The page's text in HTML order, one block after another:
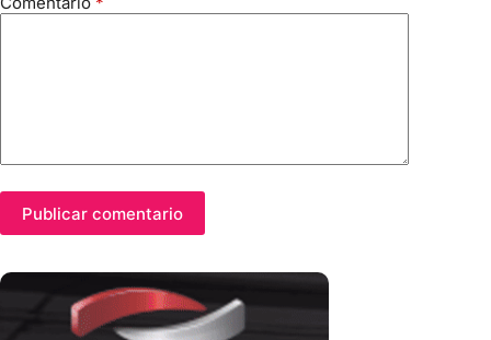
Publicar comentario